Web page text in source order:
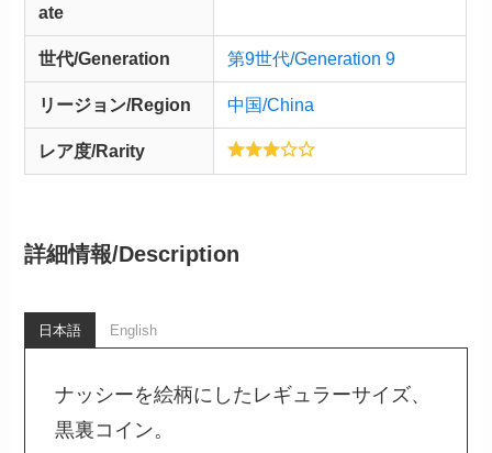
ate
世代/Generation 第9世代/Generation 9
リージョン/Region 中国/China
レア度/Rarity
詳細情報/Description
日本語 English
ナッシーを絵柄にしたレギュラーサイズ、
黒裏コイン。